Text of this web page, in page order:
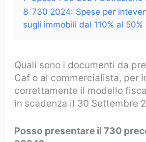
8 730 2024: Spese per
sugli immobili dal 110% al 50%
Quali sono i documenti da
Caf o al commercialista, per
correttamente il modello
in scadenza il 30 Settembre
Posso presentare il 730